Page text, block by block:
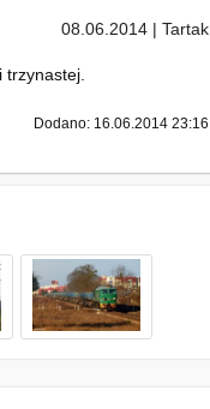
08.06.2014 | Tartak
Dodano: 16.06.2014 23:16